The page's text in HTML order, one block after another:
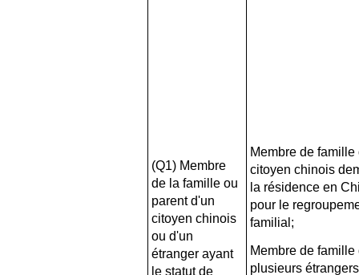
(Q1) Membre
de la famille ou
parent d'un
citoyen chinois
ou d'un
étranger ayant
le statut de
Membre de famille
citoyen chinois
la résidence en
pour le
familial;
Membre de famille
plusieurs